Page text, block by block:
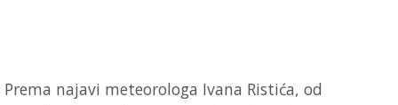
Prema najavi meteorologa Ivana Ristića, od